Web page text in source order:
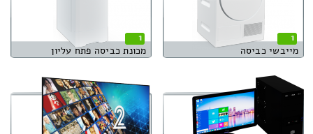
1
מייבשי כביסה
1
מכונת כביסה פתח עליון